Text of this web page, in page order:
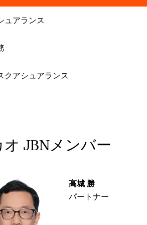
ュアランス
クアシュアランス
オ JBNメンバー
高城 勝
パートナー